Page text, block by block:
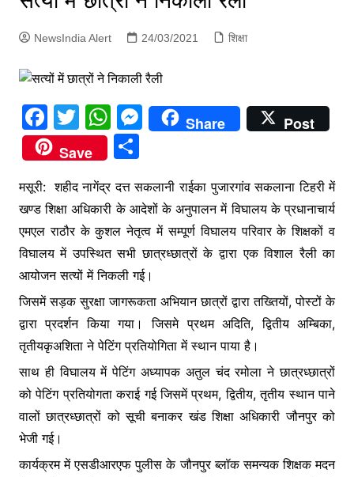
NewsIndia Alert 24/03/2021 शिक्षा
F
a
c
e
b
o
o
k
T
w
itt
er
W
h
at
s
A
p
p
M
e
s
e
n
g
er
Share
Post
Save
S
ar
e
मसूरी: शहीद नागेंद्र दत्त सकलानी राईका पुजारगांव सकलाना टिहरी में
खण्ड शिक्षा अधिकारी के आदेशों के अनुपालन में विघालय के प्रधानाचार्य
एमएल राठौर के कुशल नेतृत्व में सम्पूर्ण विघालय परिवार के शिक्षकों व
विघालय में उपस्थित सभी छात्रध्छात्रों के द्वारा एक विशाल रैली का
आयोजन सत्यों में निकली गई।
जिसमें सड़क सुरक्षा जागरूकता अभियान छात्रों द्वारा तख्तियों, पोस्टों के
द्वारा प्रदर्शन किया गया। जिसमे प्रथम अदिति, द्वितीय अम्बिका,
तृतीयकृअशिता ने पेटिंग प्रतियोगिता में स्थान पाया है।
साथ ही विघालय में पेटिंग अध्यापक अतुल चंद रमोला ने छात्रध्छात्रों
को पेटिंग प्रतियोगता कराई गई जिसमें प्रथम, द्वितीय, तृतीय स्थान पाने
वालों छात्रध्छात्रों को सूची बनाकर खंड शिक्षा अधिकारी जौनपुर को
भेजी गई।
कार्यक्रम में एसडीआरएफ पुलीस के जौनपुर ब्लॉक समन्यक शिक्षक मदन